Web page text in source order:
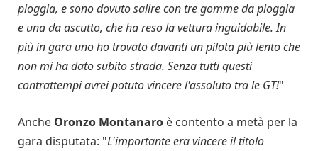
pioggia, e sono dovuto salire con tre gomme da pioggia
e una da ascutto, che ha reso la vettura inguidabile. In
più in gara uno ho trovato davanti un pilota più lento che
non mi ha dato subito strada. Senza tutti questi
contrattempi avrei potuto vincere l'assoluto tra le GT!"
Anche Oronzo Montanaro è contento a metà per la
gara disputata: "L'importante era vincere il titolo